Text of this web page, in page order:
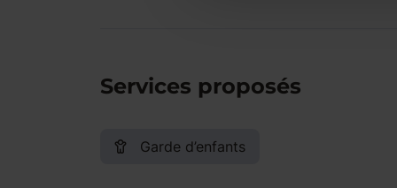
Services proposés
Garde d’enfants